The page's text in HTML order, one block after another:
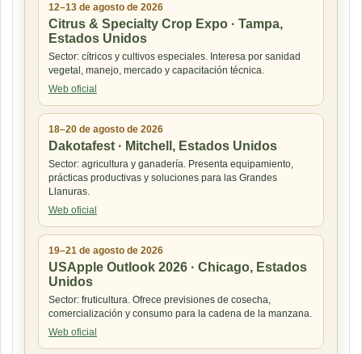
12–13 de agosto de 2026
Citrus & Specialty Crop Expo · Tampa,
Estados Unidos
Sector: cítricos y cultivos especiales. Interesa por sanidad
vegetal, manejo, mercado y capacitación técnica.
Web oficial
18–20 de agosto de 2026
Dakotafest · Mitchell, Estados Unidos
Sector: agricultura y ganadería. Presenta equipamiento,
prácticas productivas y soluciones para las Grandes
Llanuras.
Web oficial
19–21 de agosto de 2026
USApple Outlook 2026 · Chicago, Estados
Unidos
Sector: fruticultura. Ofrece previsiones de cosecha,
comercialización y consumo para la cadena de la manzana.
Web oficial